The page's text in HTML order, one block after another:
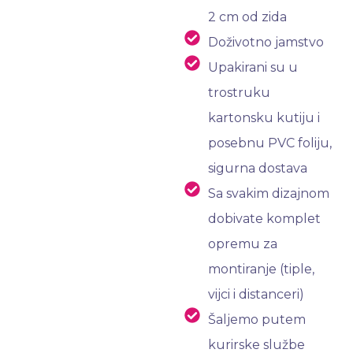
2 cm od zida
Doživotno jamstvo
Upakirani su u
trostruku
kartonsku kutiju i
posebnu PVC foliju,
sigurna dostava
Sa svakim dizajnom
dobivate komplet
opremu za
montiranje (tiple,
vijci i distanceri)
Šaljemo putem
kurirske službe